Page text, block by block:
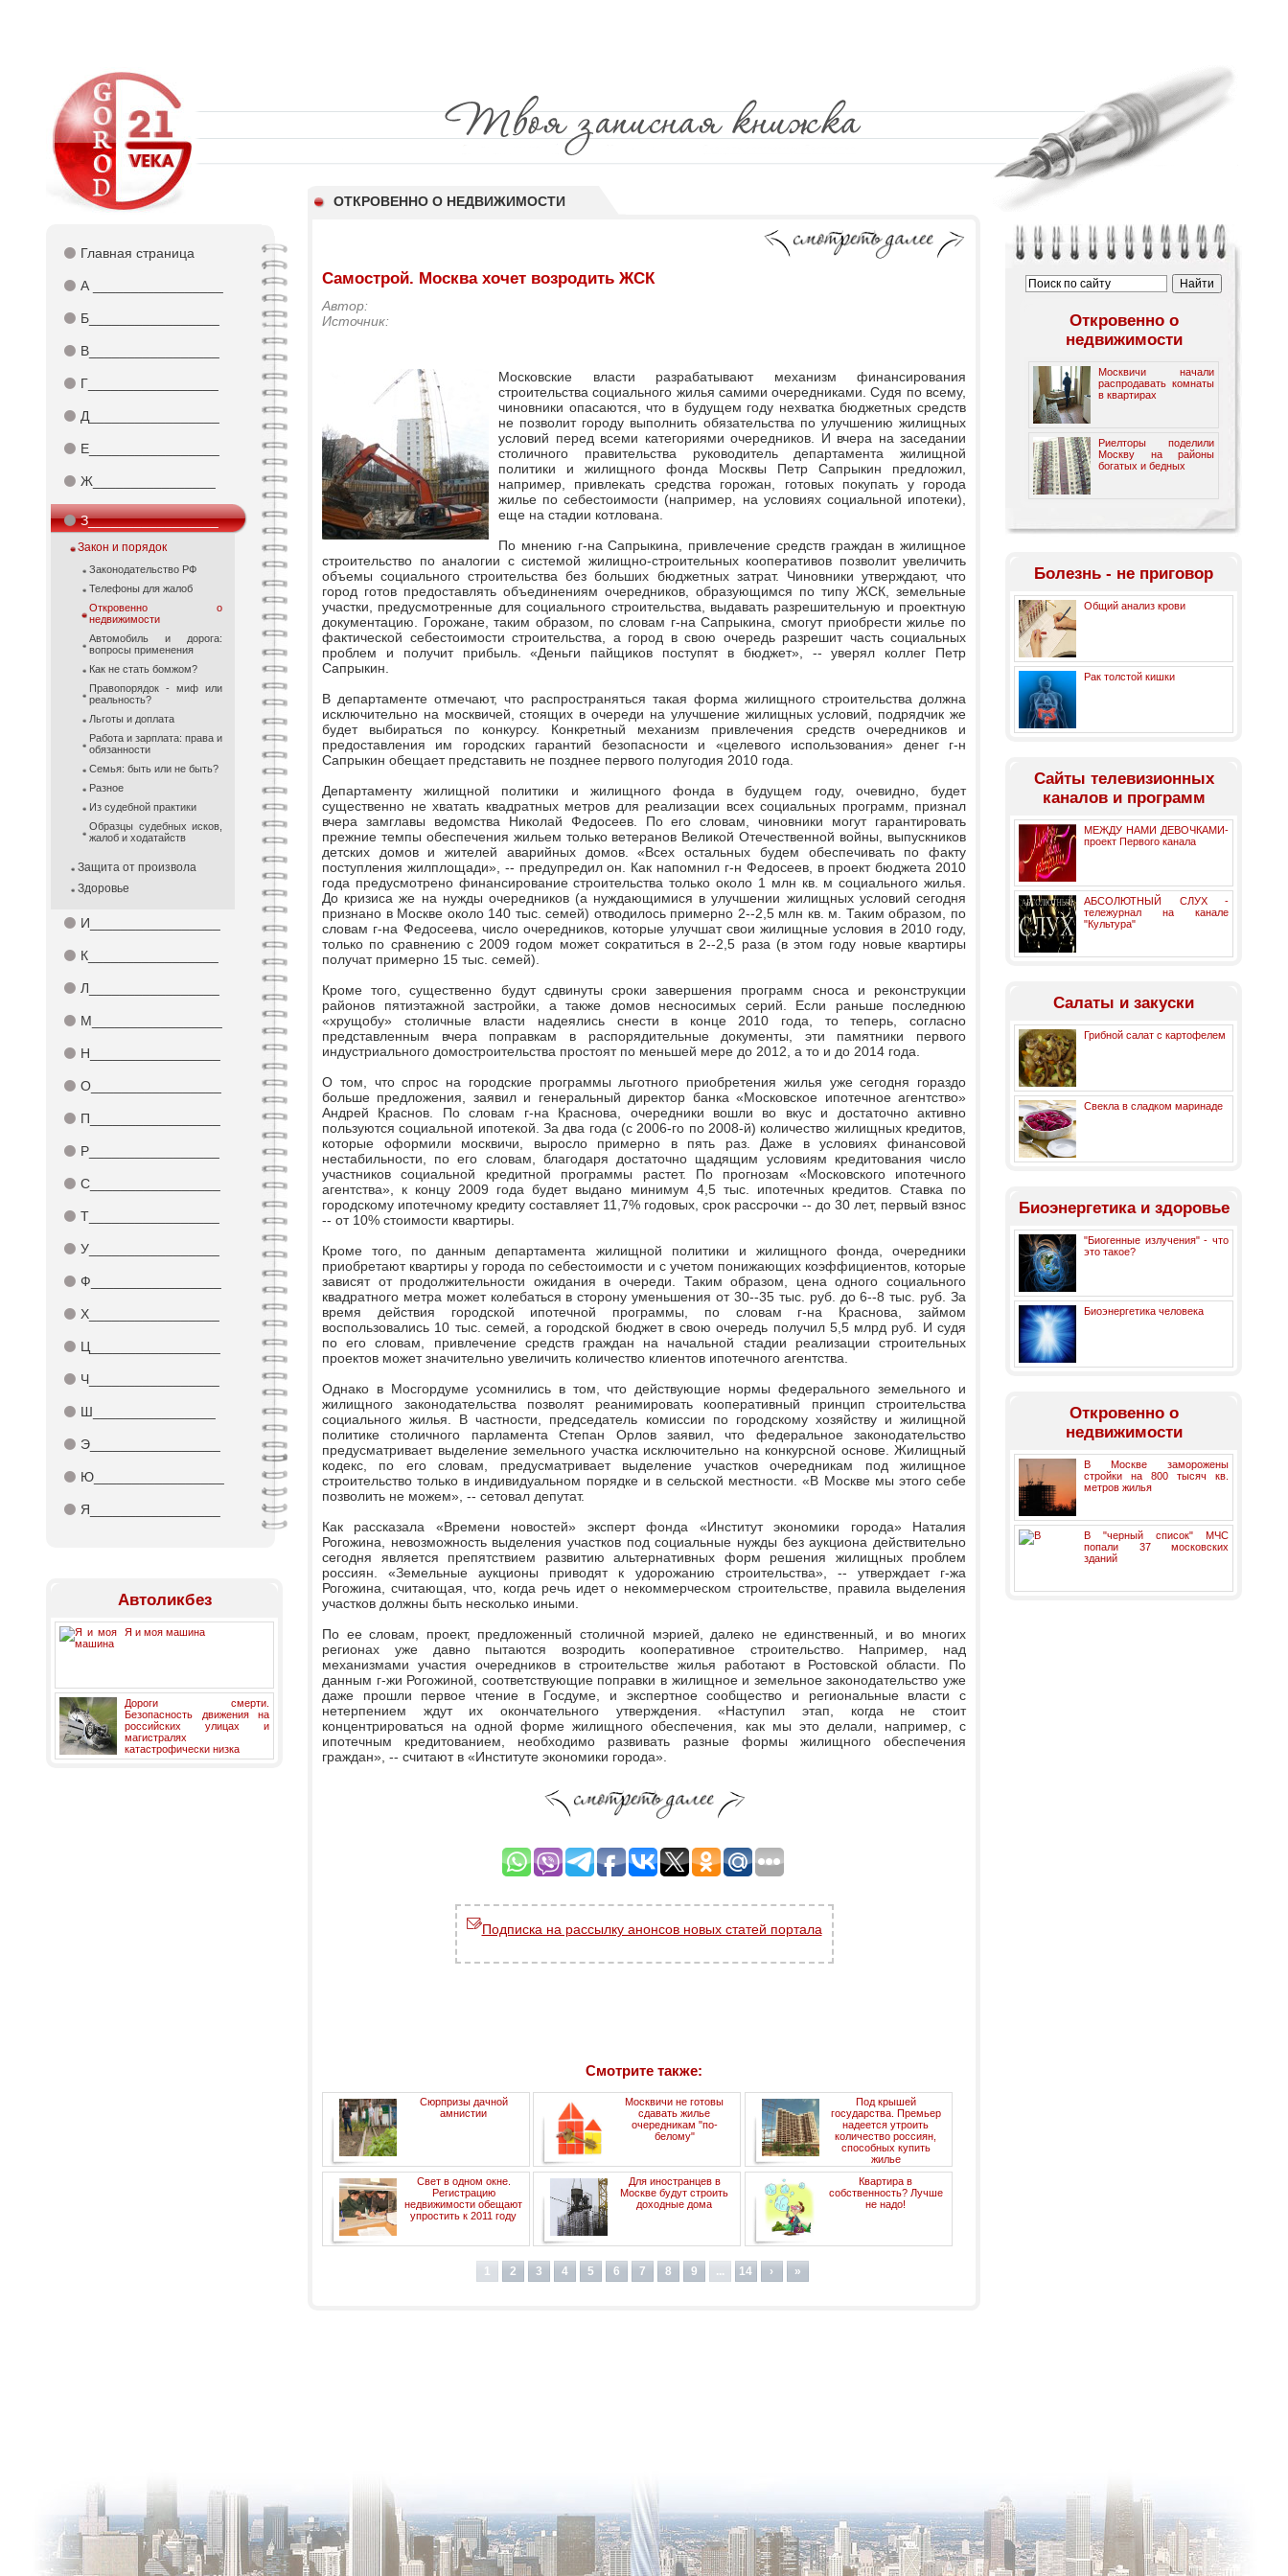
ОТКРОВЕННО О НЕДВИЖИМОСТИ
⚫ Главная страница
⚫ А _________________
⚫ Б_________________
⚫ В_________________
⚫ Г_________________
⚫ Д_________________
⚫ Е_________________
⚫ Ж________________
⚫З_________________
Закон и порядок
Законодательство РФ
Телефоны для жалоб
Откровенно о
недвижимости
Автомобиль и дорога:
вопросы применения
Как не стать бомжом?
Правопорядок - миф или
реальность?
Льготы и доплата
Работа и зарплата: права и
обязанности
Семья: быть или не быть?
Разное
Из судебной практики
Образцы судебных исков,
жалоб и ходатайств
Защита от произвола
Здоровье
⚫ И_________________
⚫ К_________________
⚫ Л_________________
⚫ М_________________
⚫ Н_________________
⚫ О_________________
⚫ П_________________
⚫ Р_________________
⚫ С_________________
⚫ Т_________________
⚫ У_________________
⚫ Ф_________________
⚫ Х_________________
⚫ Ц_________________
⚫ Ч_________________
⚫ Ш________________
⚫ Э_________________
⚫ Ю_________________
⚫ Я_________________
Автоликбез
Я и моя машина
Дороги смерти.
Безопасность движения на
российских улицах и
магистралях
катастрофически низка
Самострой. Москва хочет возродить ЖСК
Автор:
Источник:
Московские власти разрабатывают механизм финансирования
строительства социального жилья самими очередниками. Судя по всему,
чиновники опасаются, что в будущем году нехватка бюджетных средств
не позволит городу выполнить обязательства по улучшению жилищных
условий перед всеми категориями очередников. И вчера на заседании
столичного правительства руководитель департамента жилищной
политики и жилищного фонда Москвы Петр Сапрыкин предложил,
например, привлекать средства горожан, готовых покупать у города
жилье по себестоимости (например, на условиях социальной ипотеки),
еще на стадии котлована.
По мнению г-на Сапрыкина, привлечение средств граждан в жилищное
строительство по аналогии с системой жилищно-строительных кооперативов позволит увеличить
объемы социального строительства без больших бюджетных затрат. Чиновники утверждают, что
город готов предоставлять объединениям очередников, образующимся по типу ЖСК, земельные
участки, предусмотренные для социального строительства, выдавать разрешительную и проектную
документацию. Горожане, таким образом, по словам г-на Сапрыкина, смогут приобрести жилье по
фактической себестоимости строительства, а город в свою очередь разрешит часть социальных
проблем и получит прибыль. «Деньги пайщиков поступят в бюджет», -- уверял коллег Петр
Сапрыкин.
В департаменте отмечают, что распространяться такая форма жилищного строительства должна
исключительно на москвичей, стоящих в очереди на улучшение жилищных условий, подрядчик же
будет выбираться по конкурсу. Конкретный механизм привлечения средств очередников и
предоставления им городских гарантий безопасности и «целевого использования» денег г-н
Сапрыкин обещает представить не позднее первого полугодия 2010 года.
Департаменту жилищной политики и жилищного фонда в будущем году, очевидно, будет
существенно не хватать квадратных метров для реализации всех социальных программ, признал
вчера замглавы ведомства Николай Федосеев. По его словам, чиновники могут гарантировать
прежние темпы обеспечения жильем только ветеранов Великой Отечественной войны, выпускников
детских домов и жителей аварийных домов. «Всех остальных будем обеспечивать по факту
поступления жилплощади», -- предупредил он. Как напомнил г-н Федосеев, в проект бюджета 2010
года предусмотрено финансирование строительства только около 1 млн кв. м социального жилья.
До кризиса же на нужды очередников (а нуждающимися в улучшении жилищных условий сегодня
признано в Москве около 140 тыс. семей) отводилось примерно 2--2,5 млн кв. м. Таким образом, по
словам г-на Федосеева, число очередников, которые улучшат свои жилищные условия в 2010 году,
только по сравнению с 2009 годом может сократиться в 2--2,5 раза (в этом году новые квартиры
получат примерно 15 тыс. семей).
Кроме того, существенно будут сдвинуты сроки завершения программ сноса и реконструкции
районов пятиэтажной застройки, а также домов несносимых серий. Если раньше последнюю
«хрущобу» столичные власти надеялись снести в конце 2010 года, то теперь, согласно
представленным вчера поправкам в распорядительные документы, эти памятники первого
индустриального домостроительства простоят по меньшей мере до 2012, а то и до 2014 года.
О том, что спрос на городские программы льготного приобретения жилья уже сегодня гораздо
больше предложения, заявил и генеральный директор банка «Московское ипотечное агентство»
Андрей Краснов. По словам г-на Краснова, очередники вошли во вкус и достаточно активно
пользуются социальной ипотекой. За два года (с 2006-го по 2008-й) количество жилищных кредитов,
которые оформили москвичи, выросло примерно в пять раз. Даже в условиях финансовой
нестабильности, по его словам, благодаря достаточно щадящим условиям кредитования число
участников социальной кредитной программы растет. По прогнозам «Московского ипотечного
агентства», к концу 2009 года будет выдано минимум 4,5 тыс. ипотечных кредитов. Ставка по
городскому ипотечному кредиту составляет 11,7% годовых, срок рассрочки -- до 30 лет, первый взнос
-- от 10% стоимости квартиры.
Кроме того, по данным департамента жилищной политики и жилищного фонда, очередники
приобретают квартиры у города по себестоимости и с учетом понижающих коэффициентов, которые
зависят от продолжительности ожидания в очереди. Таким образом, цена одного социального
квадратного метра может колебаться в сторону уменьшения от 30--35 тыс. руб. до 6--8 тыс. руб. За
время действия городской ипотечной программы, по словам г-на Краснова, займом
воспользовались 10 тыс. семей, а городской бюджет в свою очередь получил 5,5 млрд руб. И судя
по его словам, привлечение средств граждан на начальной стадии реализации строительных
проектов может значительно увеличить количество клиентов ипотечного агентства.
Однако в Мосгордуме усомнились в том, что действующие нормы федерального земельного и
жилищного законодательства позволят реанимировать кооперативный принцип строительства
социального жилья. В частности, председатель комиссии по городскому хозяйству и жилищной
политике столичного парламента Степан Орлов заявил, что федеральное законодательство
предусматривает выделение земельного участка исключительно на конкурсной основе. Жилищный
кодекс, по его словам, предусматривает выделение участков очередникам под жилищное
строительство только в индивидуальном порядке и в сельской местности. «В Москве мы этого себе
позволить не можем», -- сетовал депутат.
Как рассказала «Времени новостей» эксперт фонда «Институт экономики города» Наталия
Рогожина, невозможность выделения участков под социальные нужды без аукциона действительно
сегодня является препятствием развитию альтернативных форм решения жилищных проблем
россиян. «Земельные аукционы приводят к удорожанию строительства», -- утверждает г-жа
Рогожина, считающая, что, когда речь идет о некоммерческом строительстве, правила выделения
участков должны быть несколько иными.
По ее словам, проект, предложенный столичной мэрией, далеко не единственный, и во многих
регионах уже давно пытаются возродить кооперативное строительство. Например, над
механизмами участия очередников в строительстве жилья работают в Ростовской области. По
данным г-жи Рогожиной, соответствующие поправки в жилищное и земельное законодательство уже
даже прошли первое чтение в Госдуме, и экспертное сообщество и региональные власти с
нетерпением ждут их окончательного утверждения. «Наступил этап, когда не стоит
концентрироваться на одной форме жилищного обеспечения, как мы это делали, например, с
ипотечным кредитованием, необходимо развивать разные формы жилищного обеспечения
граждан», -- считают в «Институте экономики города».
Подписка на рассылку анонсов новых статей портала
Смотрите также:
Сюрпризы дачной
амнистии
Москвичи не готовы
сдавать жилье
очередникам "по-
белому"
Под крышей
государства. Премьер
надеется утроить
количество россиян,
способных купить
жилье
Свет в одном окне.
Регистрацию
недвижимости обещают
упростить к 2011 году
Для иностранцев в
Москве будут строить
доходные дома
Квартира в
собственность? Лучше
не надо!
1 2 3 4 5 6 7 8 9 ... 14 › »
Откровенно о
недвижимости
Москвичи начали
распродавать комнаты
в квартирах
Риелторы поделили
Москву на районы
богатых и бедных
Болезнь - не приговор
Общий анализ крови
Рак толстой кишки
Cайты телевизионных
каналов и программ
МЕЖДУ НАМИ ДЕВОЧКАМИ-
проект Первого канала
АБСОЛЮТНЫЙ СЛУХ -
тележурнал на канале
"Культура"
Салаты и закуски
Грибной салат с картофелем
Свекла в сладком маринаде
Биоэнергетика и здоровье
"Биогенные излучения" - что
это такое?
Биоэнергетика человека
Откровенно о
недвижимости
В Москве заморожены
стройки на 800 тысяч кв.
метров жилья
В "черный список" МЧС
попали 37 московских
зданий